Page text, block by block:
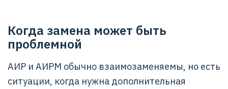
Когда замена может быть
проблемной
АИР и АИРМ обычно взаимозаменяемы, но есть
ситуации, когда нужна дополнительная